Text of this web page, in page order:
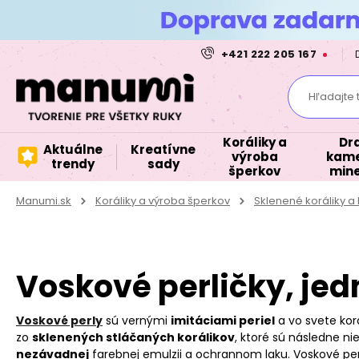
+421 222 205 167
Hľadajte
Aktuálne
trendy
Kreatívne
sady
Koráliky a
výroba
šperkov
Manumi.sk Koráliky a výroba šperkov Sklenené koráliky
Voskové perličky,
Voskové perly sú vernými imitáciami periel a vo svete
zo sklenených stláčaných korálikov, ktoré sú následne
nezávadnej farebnej emulzii a ochrannom laku. Voskové